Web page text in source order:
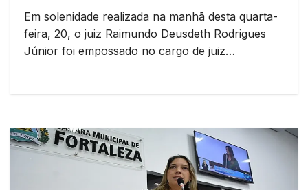
Em solenidade realizada na manhã desta quarta-
feira, 20, o juiz Raimundo Deusdeth Rodrigues
Júnior foi empossado no cargo de juiz…